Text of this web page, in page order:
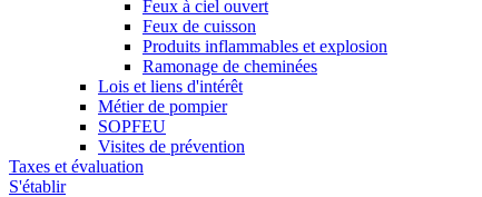
Feux à ciel ouvert
Feux de cuisson
Produits inflammables et explosion
Ramonage de cheminées
Lois et liens d'intérêt
Métier de pompier
SOPFEU
Visites de prévention
Taxes et évaluation
S'établir